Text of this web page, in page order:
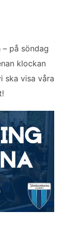
på söndag
klockan
ska visa våra